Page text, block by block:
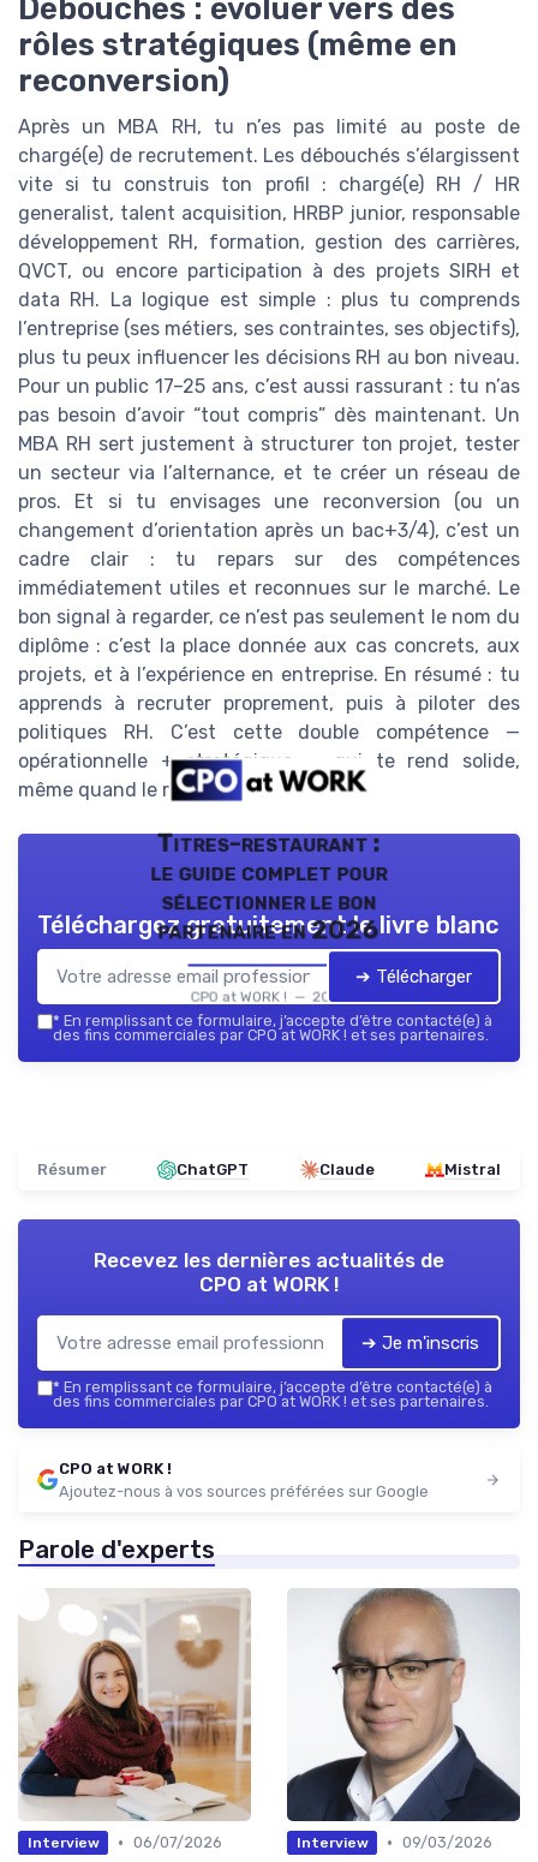
Débouchés : évoluer vers des
rôles stratégiques (même en
reconversion)
Après un MBA RH, tu n’es pas limité au poste de
chargé(e) de recrutement. Les débouchés s’élargissent
vite si tu construis ton profil : chargé(e) RH / HR
generalist, talent acquisition, HRBP junior, responsable
développement RH, formation, gestion des carrières,
QVCT, ou encore participation à des projets SIRH et
data RH. La logique est simple : plus tu comprends
l’entreprise (ses métiers, ses contraintes, ses objectifs),
plus tu peux influencer les décisions RH au bon niveau.
Pour un public 17–25 ans, c’est aussi rassurant : tu n’as
pas besoin d’avoir “tout compris” dès maintenant. Un
MBA RH sert justement à structurer ton projet, tester
un secteur via l’alternance, et te créer un réseau de
pros. Et si tu envisages une reconversion (ou un
changement d’orientation après un bac+3/4), c’est un
cadre clair : tu repars sur des compétences
immédiatement utiles et reconnues sur le marché. Le
bon signal à regarder, ce n’est pas seulement le nom du
diplôme : c’est la place donnée aux cas concrets, aux
projets, et à l’expérience en entreprise. En résumé : tu
apprends à recruter proprement, puis à piloter des
politiques RH. C’est cette double compétence —
opérationnelle + stratégique — qui te rend solide,
même quand le marché bouge.
Titres-restaurant :
le guide complet pour
sélectionner le bon
partenaire en 2026
CPO at WORK ! — 2026
Téléchargez gratuitement le livre blanc
➔ Télécharger
* En remplissant ce formulaire, j’accepte d’être contacté(e) à
des fins commerciales par CPO at WORK ! et ses partenaires.
Résumer ChatGPT Claude Mistral
Recevez les dernières actualités de
CPO at WORK !
➔ Je m'inscris
* En remplissant ce formulaire, j’accepte d’être contacté(e) à
des fins commerciales par CPO at WORK ! et ses partenaires.
CPO at WORK !
Ajoutez-nous à vos sources préférées sur Google
Parole d'experts
Interview • 06/07/2026
Interview • 09/03/2026